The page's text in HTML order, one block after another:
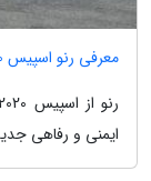
معرفی رنو اسپیس 2020
ایمنی و رفاهی